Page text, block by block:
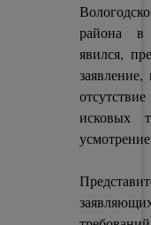
района в
явился,
заявление,
исковых